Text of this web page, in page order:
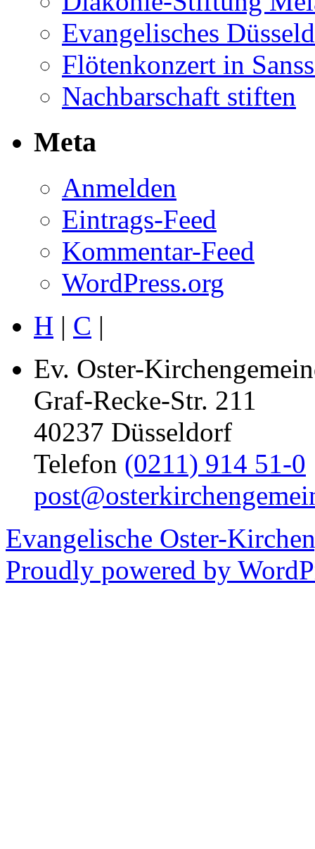
Evangelisches
Flötenkonzert in
Nachbarschaft stiften
Meta
Anmelden
Eintrags-Feed
Kommentar-Feed
WordPress.org
H | C |
Ev. Oster-
Graf-Recke-Str. 211
40237 Düsseldorf
Telefon (0211) 914 51-0
Evangelische Oster-
Proudly powered by